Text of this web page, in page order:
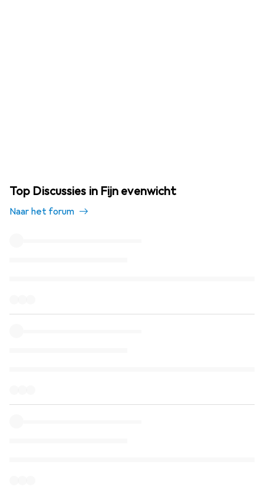
Top Discussies in Fijn evenwicht
Naar het forum